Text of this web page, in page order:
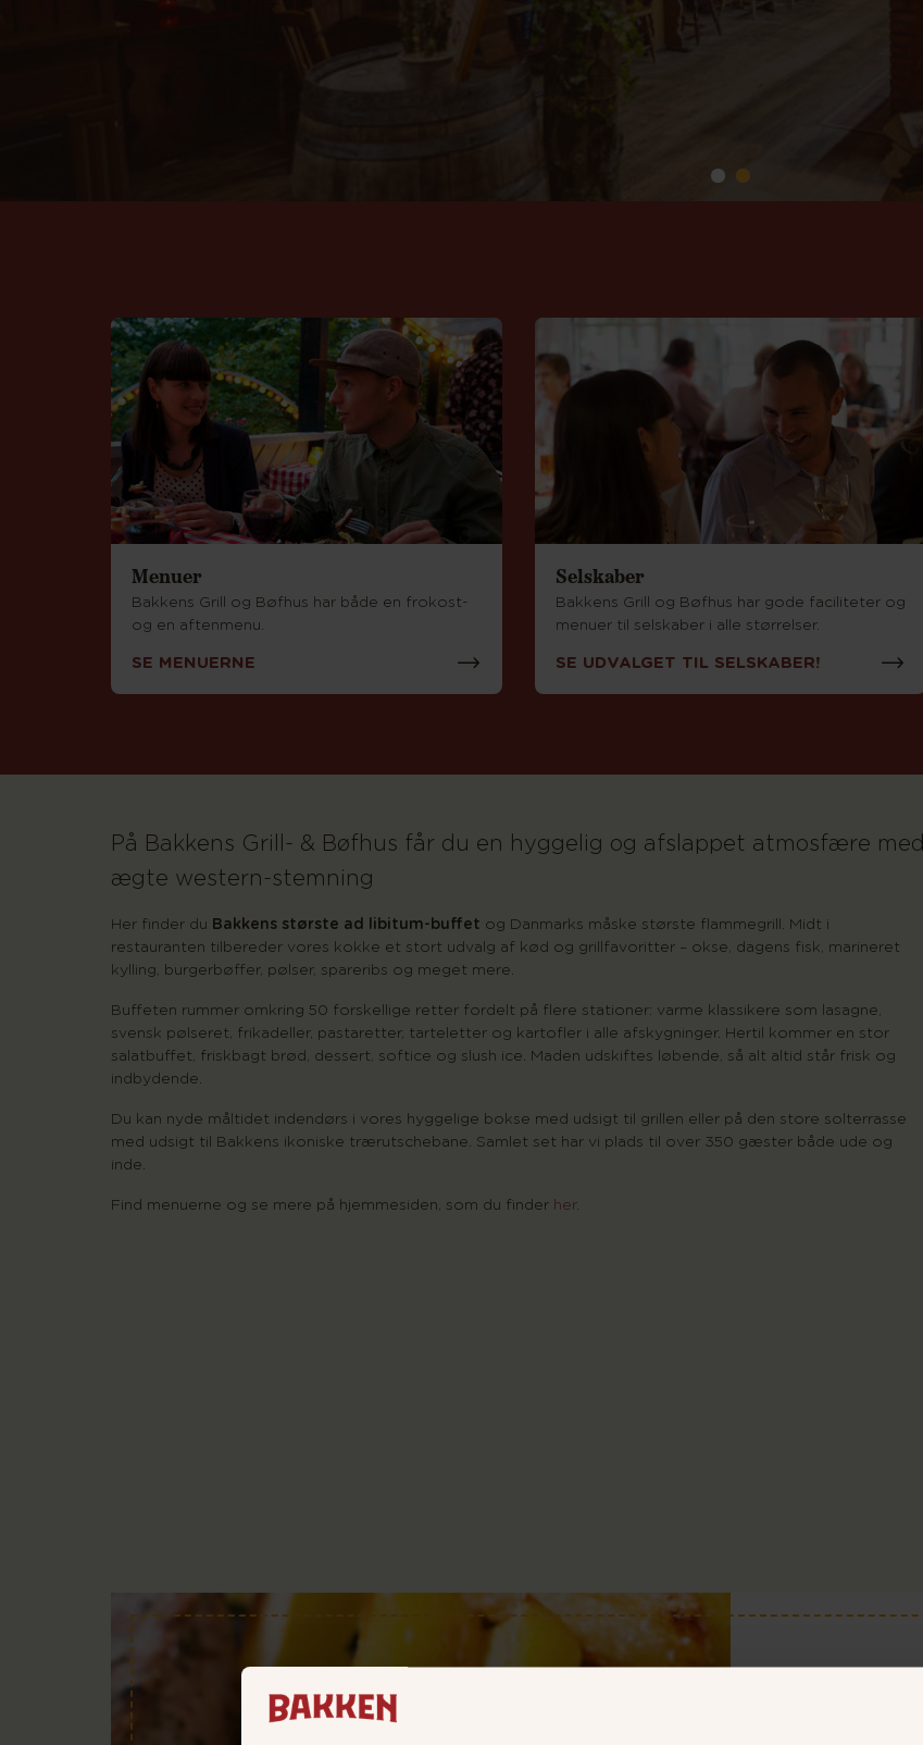
Menuer
Bakkens Grill og Bøfhus har både en frokost-
og en aftenmenu.
SE MENUERNE
Selskaber
Bakkens Grill og Bøfhus har gode faciliteter og
menuer til selskaber i alle størrelser.
SE UDVALGET TIL SELSKABER!
På Bakkens Grill- & Bøfhus får du en hyggelig og afslappet atmosfære med
ægte western-stemning
Her finder du Bakkens største ad libitum-buffet og Danmarks måske største flammegrill. Midt i
restauranten tilbereder vores kokke et stort udvalg af kød og grillfavoritter – okse, dagens fisk, marineret
kylling, burgerbøffer, pølser, spareribs og meget mere.
Buffeten rummer omkring 50 forskellige retter fordelt på flere stationer: varme klassikere som lasagne,
svensk pølseret, frikadeller, pastaretter, tarteletter og kartofler i alle afskygninger. Hertil kommer en stor
salatbuffet, friskbagt brød, dessert, softice og slush ice. Maden udskiftes løbende, så alt altid står frisk og
indbydende.
Du kan nyde måltidet indendørs i vores hyggelige bokse med udsigt til grillen eller på den store solterrasse
med udsigt til Bakkens ikoniske trærutschebane. Samlet set har vi plads til over 350 gæster både ude og
inde.
Find menuerne og se mere på hjemmesiden, som du finder her.